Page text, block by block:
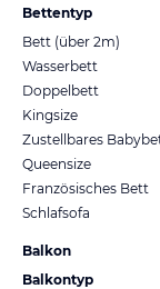
Bettentyp
Bett (über 2m)
Wasserbett
Doppelbett
Kingsize
Zustellbares
Queensize
Französisches Bett
Schlafsofa
Balkon
Balkontyp